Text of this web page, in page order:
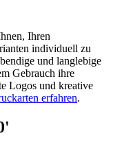
Ihren
individuell zu
und langlebige
Gebrauch ihre
Logos und kreative
erfahren.